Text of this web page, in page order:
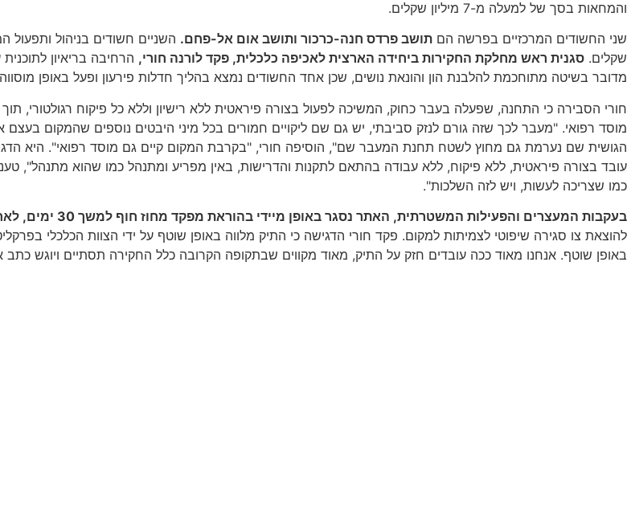
והמחאות בסך של למעלה מ-7 מיליון שקלים.
שני החשודים המרכזיים בפרשה הם תושב פרדס חנה-כרכור ותושב אום אל-פחם.
שקלים. סגנית ראש מחלקת החקירות ביחידה הארצית לאכיפה כלכלית, פקד לורנה חורי, הרחיבה בריאיון
מדובר בשיטה מתוחכמת להלבנת הון והונאת נושים, שכן אחד החשודים נמצא בהליך חדלות פירעון ופעל באופן
חורי הסבירה כי התחנה, שפעלה בעבר כחוק, המשיכה לפעול בצורה פיראטית ללא רישיון וללא כל פיקוח
מוסד רפואי. "מעבר לכך שזה גורם לנזק סביבתי, יש גם שם ליקויים חמורים בכל מיני היבטים נוספים שהמקום
הגושית שם נערמת גם מחוץ לשטח תחנת המעבר שם", הוסיפה חורי, "בקרבת המקום קיים גם מוסד רפואי". היא
עובד בצורה פיראטית, ללא פיקוח, ללא עבודה בהתאם לתקנות והדרישות, באין מפריע ומתנהל כמו שהוא מתנהל",
כמו שצריכה לעשות, ויש לזה השלכות".
בעקבות המעצרים והפעילות המשטרתית, האתר נסגר באופן מיידי בהוראת מפקד מחוז חוף למשך 30 ימים, לאחר שבמקום נתפסו גם שוהים בלתי חוקיים (שב"חים).
להוצאת צו סגירה שיפוטי לצמיתות למקום. פקד חורי הדגישה כי התיק מלווה באופן שוטף על ידי הצוות הכלכלי
באופן שוטף. אנחנו מאוד ככה עובדים חזק על התיק, מאוד מקווים שבתקופה הקרובה כלל החקירה תסתיים ויוגש